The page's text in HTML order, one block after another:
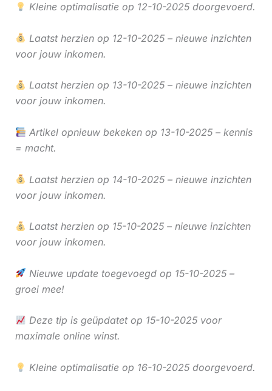
Kleine optimalisatie op 12-10-2025 doorgevoerd.
Laatst herzien op 12-10-2025 – nieuwe inzichten
voor jouw inkomen.
Laatst herzien op 13-10-2025 – nieuwe inzichten
voor jouw inkomen.
Artikel opnieuw bekeken op 13-10-2025 – kennis
= macht.
Laatst herzien op 14-10-2025 – nieuwe inzichten
voor jouw inkomen.
Laatst herzien op 15-10-2025 – nieuwe inzichten
voor jouw inkomen.
Nieuwe update toegevoegd op 15-10-2025 –
groei mee!
Deze tip is geüpdatet op 15-10-2025 voor
maximale online winst.
Kleine optimalisatie op 16-10-2025 doorgevoerd.